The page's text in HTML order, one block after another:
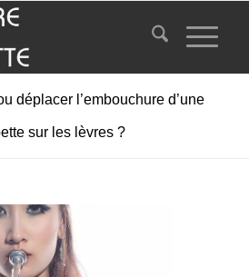
déplacer l’embouchure d’une
sur les lèvres ?